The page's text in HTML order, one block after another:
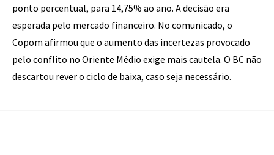
ponto percentual, para 14,75% ao ano. A decisão era
esperada pelo mercado financeiro. No comunicado, o
Copom afirmou que o aumento das incertezas provocado
pelo conflito no Oriente Médio exige mais cautela. O BC não
descartou rever o ciclo de baixa, caso seja necessário.